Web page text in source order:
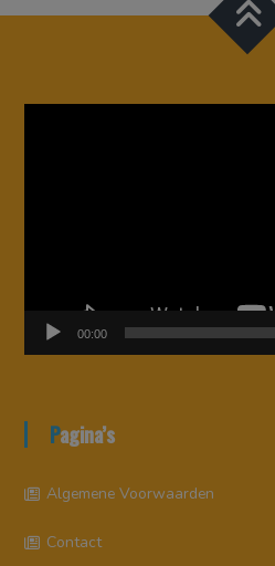
00:00
Pagina’s
Algemene Voorwaarden
Contact